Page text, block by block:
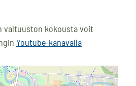
valtuuston kokousta voit
Youtube-kanavalla